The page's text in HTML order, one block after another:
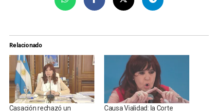
Relacionado
Casación rechazó un
Causa Vialidad: la Corte